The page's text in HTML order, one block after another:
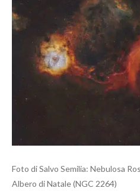
Foto di Salvo Semilia: Nebulosa
Albero di Natale (NGC 2264)